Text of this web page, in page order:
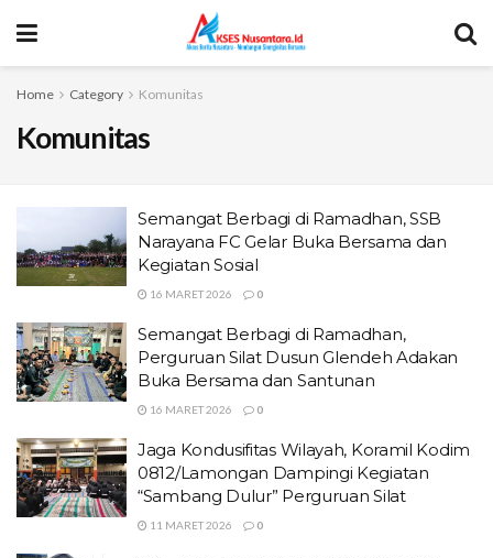
Home Category Komunitas
Komunitas
Semangat Berbagi di Ramadhan, SSB
Narayana FC Gelar Buka Bersama dan
Kegiatan Sosial
16 MARET 2026 0
Semangat Berbagi di Ramadhan,
Perguruan Silat Dusun Glendeh Adakan
Buka Bersama dan Santunan
16 MARET 2026 0
Jaga Kondusifitas Wilayah, Koramil Kodim
0812/Lamongan Dampingi Kegiatan
“Sambang Dulur” Perguruan Silat
11 MARET 2026 0